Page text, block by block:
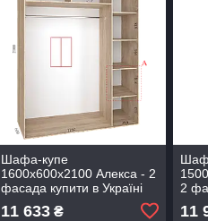
Шафа-купе
1600х600х2100 Алекса - 2
фасада купити в Україні
11 633₴
2
11